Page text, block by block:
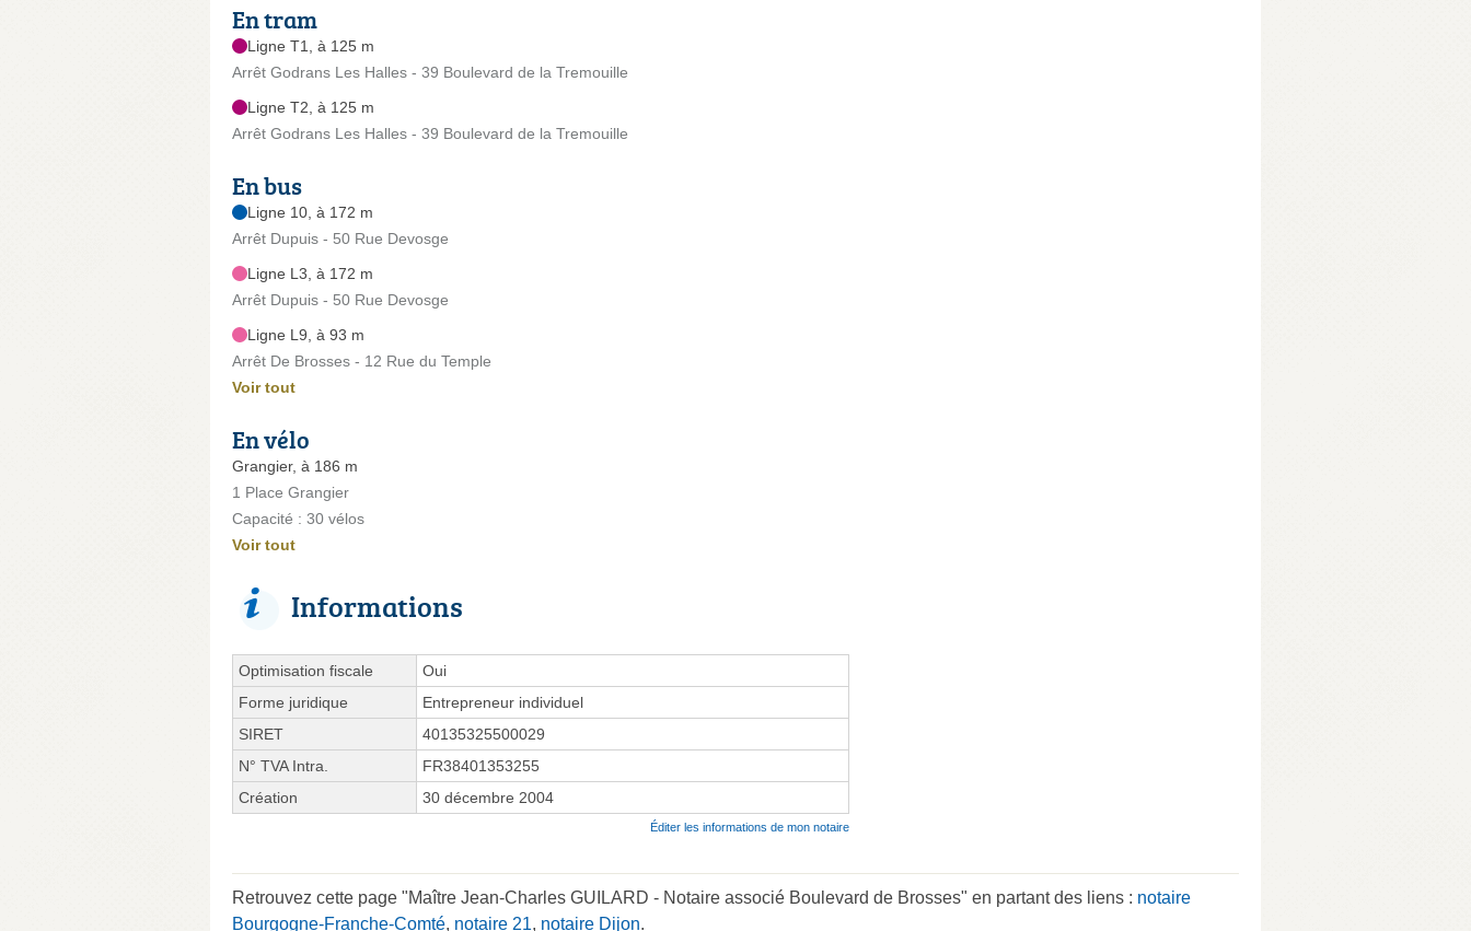
En tram
Ligne T1, à 125 m
Arrêt Godrans Les Halles - 39 Boulevard de la Tremouille
Ligne T2, à 125 m
Arrêt Godrans Les Halles - 39 Boulevard de la Tremouille
En bus
Ligne 10, à 172 m
Arrêt Dupuis - 50 Rue Devosge
Ligne L3, à 172 m
Arrêt Dupuis - 50 Rue Devosge
Ligne L9, à 93 m
Arrêt De Brosses - 12 Rue du Temple
Voir tout
En vélo
Grangier, à 186 m
1 Place Grangier
Capacité : 30 vélos
Voir tout
Informations
Optimisation fiscale
Oui
Forme juridique
Entrepreneur individuel
SIRET
40135325500029
N° TVA Intra.
FR38401353255
Création
30 décembre 2004
Éditer les informations de mon notaire
Retrouvez cette page "Maître Jean-Charles GUILARD - Notaire associé Boulevard de Brosses" en partant des liens : notaire
Bourgogne-Franche-Comté, notaire 21, notaire Dijon.